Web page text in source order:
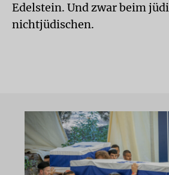
Edelstein. Und zwar beim
nichtjüdischen.